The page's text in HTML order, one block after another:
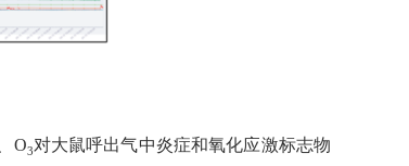
O3对大鼠呼出气中炎症和氧化应激标志物